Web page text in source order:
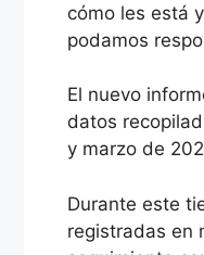
cómo les está
podamos
El nuevo
datos
y marzo de
Durante este
registradas en